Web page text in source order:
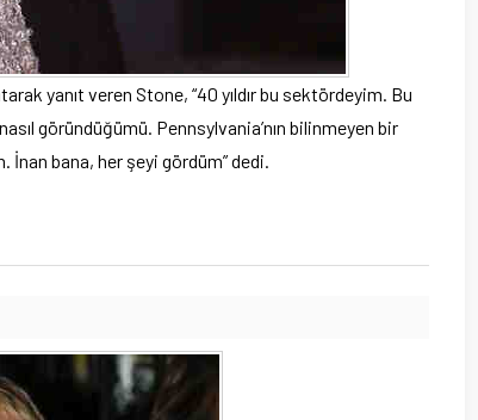
yanıt veren Stone, “40 yıldır bu sektördeyim. Bu
göründüğümü. Pennsylvania’nın bilinmeyen bir
bana, her şeyi gördüm” dedi.
Naegohyang Women’s FC, Asya